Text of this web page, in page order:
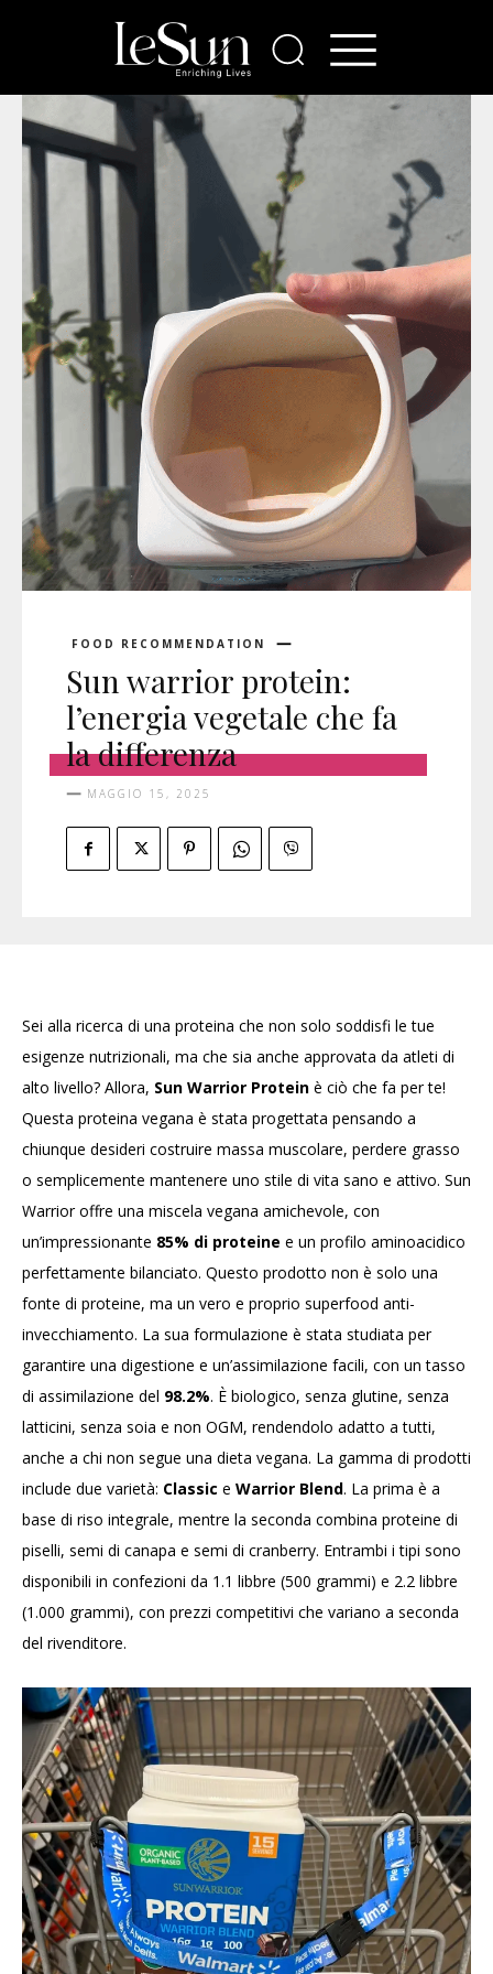
FOOD RECOMMENDATION
Sun warrior protein:
l’energia vegetale che fa
la differenza
MAGGIO 15, 2025
Sei alla ricerca di una proteina che non solo soddisfi le tue
esigenze nutrizionali, ma che sia anche approvata da atleti di
alto livello? Allora, Sun Warrior Protein è ciò che fa per te!
Questa proteina vegana è stata progettata pensando a
chiunque desideri costruire massa muscolare, perdere grasso
o semplicemente mantenere uno stile di vita sano e attivo. Sun
Warrior offre una miscela vegana amichevole, con
un’impressionante 85% di proteine e un profilo aminoacidico
perfettamente bilanciato. Questo prodotto non è solo una
fonte di proteine, ma un vero e proprio superfood anti-
invecchiamento. La sua formulazione è stata studiata per
garantire una digestione e un’assimilazione facili, con un tasso
di assimilazione del 98.2%. È biologico, senza glutine, senza
latticini, senza soia e non OGM, rendendolo adatto a tutti,
anche a chi non segue una dieta vegana. La gamma di prodotti
include due varietà: Classic e Warrior Blend. La prima è a
base di riso integrale, mentre la seconda combina proteine di
piselli, semi di canapa e semi di cranberry. Entrambi i tipi sono
disponibili in confezioni da 1.1 libbre (500 grammi) e 2.2 libbre
(1.000 grammi), con prezzi competitivi che variano a seconda
del rivenditore.